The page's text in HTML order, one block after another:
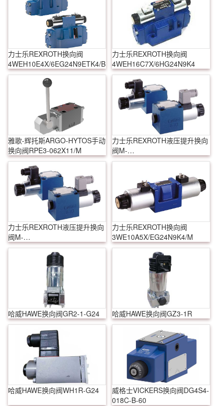
力士乐REXROTH换向阀
4WEH10E4X/6EG24N9ETK4/B10
力士乐REXROTH换向阀
4WEH16C7X/6HG24N9K4
雅歌-辉托斯ARGO-HYTOS手动
换向阀RPE3-062X11/M
力士乐REXROTH液压提升换向
阀M-
3SED10CK1X/350CG24N9K4
力士乐REXROTH液压提升换向
阀M-
3SED10UK1X/350CG24N9K4
力士乐REXROTH换向阀
3WE10A5X/EG24N9K4/M
哈威HAWE换向阀GR2-1-G24 哈威HAWE换向阀GZ3-1R
哈威HAWE换向阀WH1R-G24
威格士VICKERS换向阀DG4S4-
018C-B-60